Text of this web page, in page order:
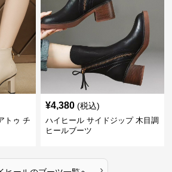
トゥ チ
¥4,380 (税込)
ハイヒール サイドジップ 木目調
ヒールブーツ
›